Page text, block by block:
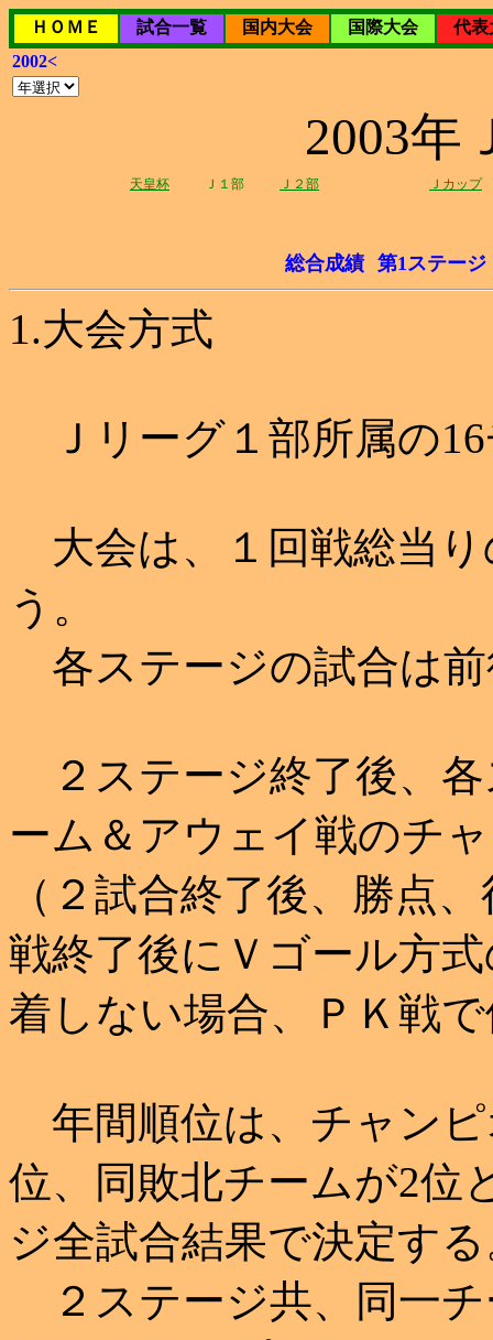
ＨＯＭＥ 試合一覧 国内大会 国際大会
代表
2002<
2003年
天皇杯 Ｊ１部 Ｊ２部 Ｊカップ
総合成績 第1ステージ
1.大会方式
Ｊリーグ１部所属の
大会は、１回戦総当
う。
各ステージの試合は前
２ステージ終了後、
ーム＆アウェイ戦のチ
（２試合終了後、勝点
戦終了後にＶゴール方
着しない場合、ＰＫ戦
年間順位は、チャン
位、同敗北チームが2位
ジ全試合結果で決定す
２ステージ共、同一